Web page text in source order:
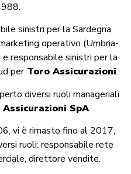
sinistri per la Sardegna,
operativo (Umbria-
e responsabile sinistri per la
perToro Assicurazioni.
diversi ruoli manageriali
SpA.
vi è rimasto fino al 2017,
ruoli: responsabile rete
direttore vendite.